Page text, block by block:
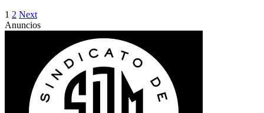
1 2 Next
Anuncios